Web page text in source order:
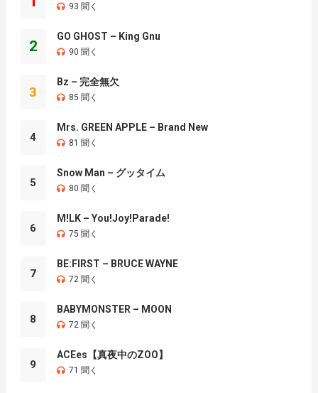
93 聞く
2
GO GHOST – King Gnu
90 聞く
3
Bz – 完全無欠
85 聞く
4
Mrs. GREEN APPLE – Brand New
81 聞く
5
Snow Man – グッタイム
80 聞く
6
M!LK – You!Joy!Parade!
75 聞く
7
BE:FIRST – BRUCE WAYNE
72 聞く
8
BABYMONSTER – MOON
72 聞く
9
ACEes【真夜中のZOO】
71 聞く